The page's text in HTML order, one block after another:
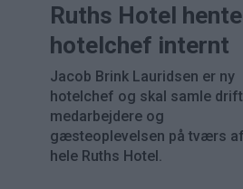
Ruths Hotel
hotelchef internt
Jacob Brink Lauridsen er ny
hotelchef og skal samle
medarbejdere og
gæsteoplevelsen på tværs af
hele Ruths Hotel.